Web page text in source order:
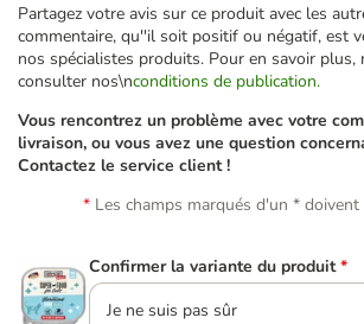
Partagez votre avis sur ce produit avec les
commentaire, qu''il soit positif ou négatif, est
nos spécialistes produits. Pour en savoir
consulter nos\nconditions de publication.
Vous rencontrez un problème avec votre
livraison, ou vous avez une question
Contactez le service client !
Les champs marqués d'un *
Confirmer la variante du produit *
Je ne suis pas sûr